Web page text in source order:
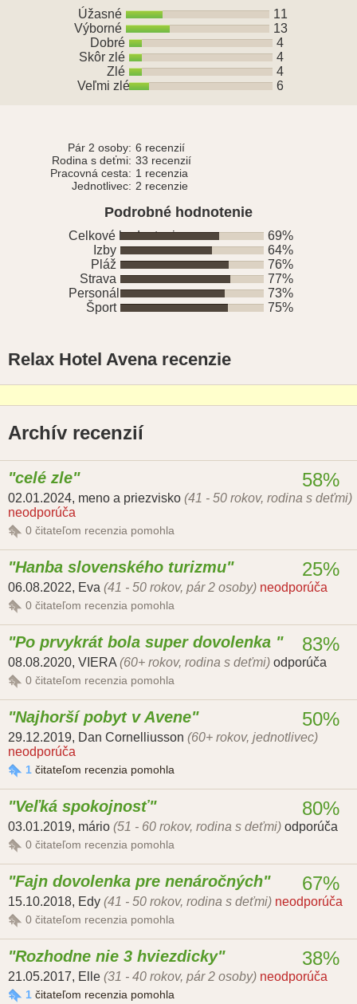
Úžasné
11
Výborné
13
Dobré
4
Skôr zlé
4
Zlé
4
Veľmi zlé
6
Pár 2 osoby: 6 recenzií
Rodina s deťmi: 33 recenzií
Pracovná cesta: 1 recenzia
Jednotlivec: 2 recenzie
Podrobné hodnotenie
Celkové hodnotenie
69%
Izby
64%
Pláž
76%
Strava
77%
Personál
73%
Šport
75%
Relax Hotel Avena recenzie
Archív recenzií
celé zle
02.01.2024, meno a priezvisko (41 - 50 rokov, rodina s deťmi)
neodporúča
0 čitateľom recenzia pomohla
58%
Hanba slovenského turizmu
06.08.2022, Eva (41 - 50 rokov, pár 2 osoby) neodporúča
0 čitateľom recenzia pomohla
25%
Po prvykrát bola super dovolenka
08.08.2020, VIERA (60+ rokov, rodina s deťmi) odporúča
0 čitateľom recenzia pomohla
83%
Najhorší pobyt v Avene
29.12.2019, Dan Cornelliusson (60+ rokov, jednotlivec)
neodporúča
1 čitateľom recenzia pomohla
50%
Veľká spokojnosť
03.01.2019, mário (51 - 60 rokov, rodina s deťmi) odporúča
0 čitateľom recenzia pomohla
80%
Fajn dovolenka pre nenáročných
15.10.2018, Edy (41 - 50 rokov, rodina s deťmi) neodporúča
0 čitateľom recenzia pomohla
67%
Rozhodne nie 3 hviezdicky
21.05.2017, Elle (31 - 40 rokov, pár 2 osoby) neodporúča
1 čitateľom recenzia pomohla
38%